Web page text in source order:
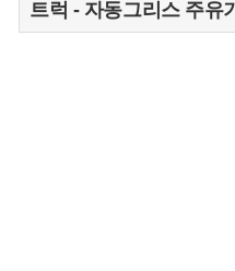
트럭 - 자동그리스 주유